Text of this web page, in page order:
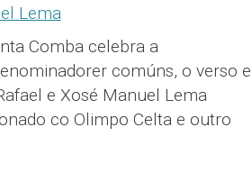
Comba celebra a
comúns, o verso e
e Xosé Manuel Lema
co Olimpo Celta e outro